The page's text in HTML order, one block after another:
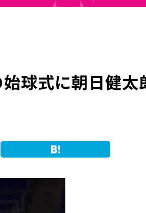
球式に朝日健太
Hatena